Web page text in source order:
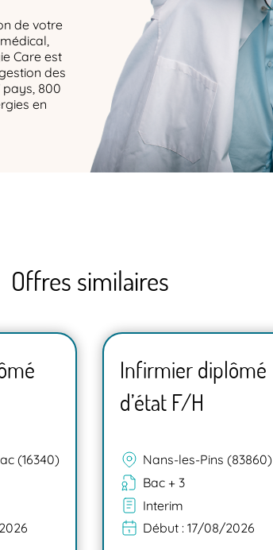
de votre
Care est
des
pays, 800
en
Offres similaires
(16340)
Infirmier diplômé
d’état F/H
Nans-les-Pins (83860)
Bac + 3
Interim
Début : 17/08/2026